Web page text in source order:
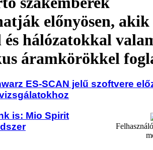
előnyösen,
és hálózatokkal
áramkörökkel
ES-SCAN jelű szoftvere
is: Mio Spirit